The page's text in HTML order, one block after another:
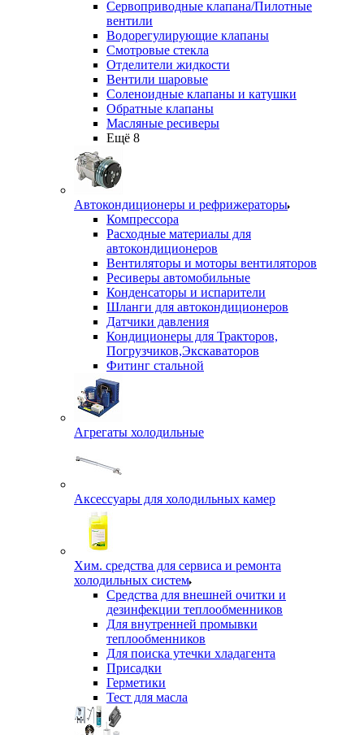
Сервоприводные клапана/Пилотные
вентили
Водорегулирующие клапаны
Смотровые стекла
Отделители жидкости
Вентили шаровые
Соленоидные клапаны и катушки
Обратные клапаны
Масляные ресиверы
Ещё 8
Автокондиционеры и рефрижераторы
Компрессора
Расходные материалы для
автокондиционеров
Вентиляторы и моторы вентиляторов
Ресиверы автомобильные
Конденсаторы и испарители
Шланги для автокондиционеров
Датчики давления
Кондиционеры для Тракторов,
Погрузчиков,Экскаваторов
Фитинг стальной
Агрегаты холодильные
Аксессуары для холодильных камер
Хим. средства для сервиса и ремонта
холодильных систем
Средства для внешней очитки и
дезинфекции теплообменников
Для внутренней промывки
теплообменников
Для поиска утечки хладагента
Присадки
Герметики
Тест для масла